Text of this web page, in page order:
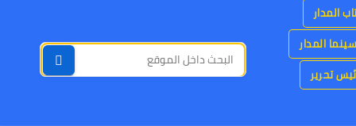
المدار
سينما المدار
تحرير